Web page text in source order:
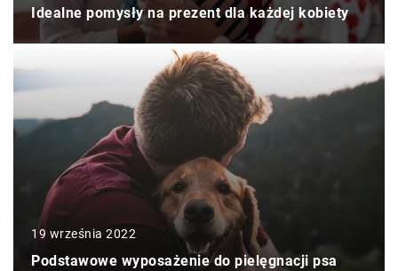
Idealne pomysły na prezent dla każdej kobiety
19 września 2022
Podstawowe wyposażenie do pielęgnacji psa